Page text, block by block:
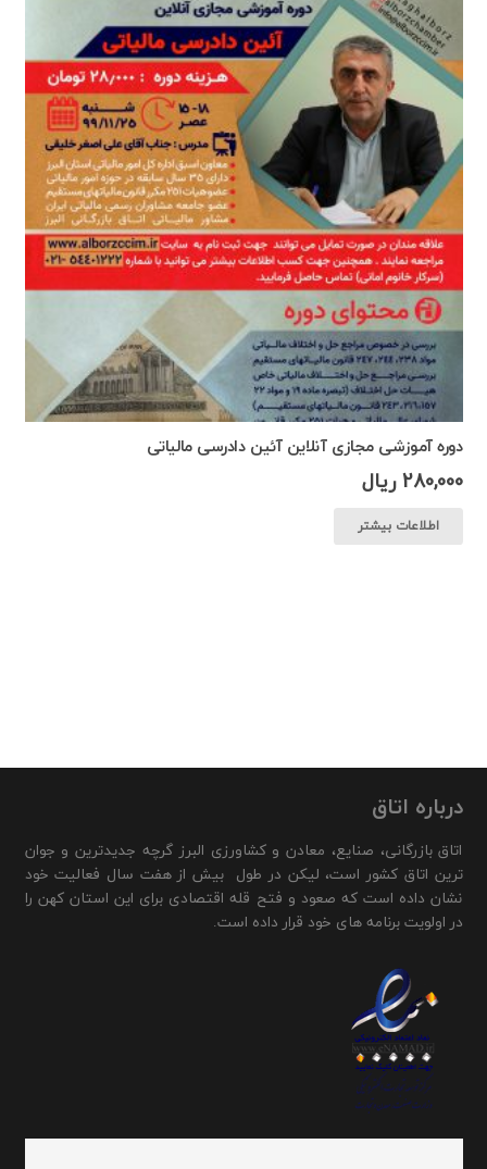
دوره آموزشی مجازی آنلاین آئین دادرسی مالیاتی
280,000 ریال
اطلاعات بیشتر
درباره اتاق
اتاق بازرگانی، صنایع، معادن و کشاورزی البرز گرچه جدیدترین و جوان
ترین اتاق کشور است، لیکن در طول بیش از هفت سال فعالیت خود
نشان داده است که صعود و فتح قله اقتصادی برای این استان کهن را
در اولویت برنامه های خود قرار داده است.